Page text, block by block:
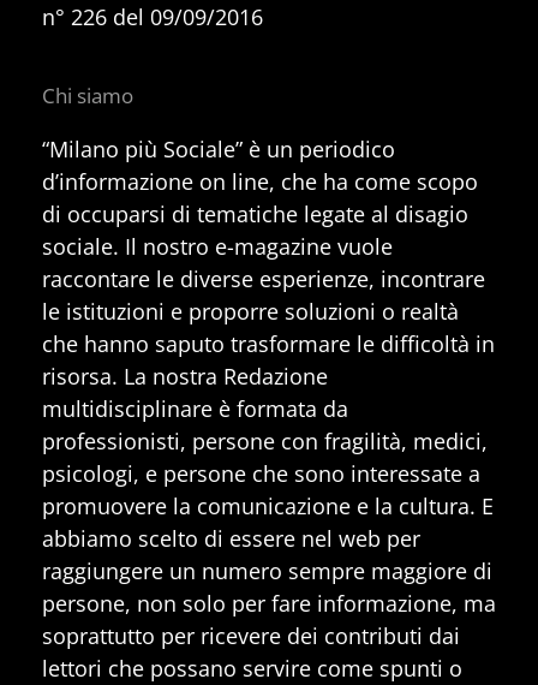
n° 226 del 09/09/2016
Chi siamo
“Milano più Sociale” è un periodico
d’informazione on line, che ha come scopo
di occuparsi di tematiche legate al disagio
sociale. Il nostro e-magazine vuole
raccontare le diverse esperienze, incontrare
le istituzioni e proporre soluzioni o realtà
che hanno saputo trasformare le difficoltà in
risorsa. La nostra Redazione
multidisciplinare è formata da
professionisti, persone con fragilità, medici,
psicologi, e persone che sono interessate a
promuovere la comunicazione e la cultura. E
abbiamo scelto di essere nel web per
raggiungere un numero sempre maggiore di
persone, non solo per fare informazione, ma
soprattutto per ricevere dei contributi dai
lettori che possano servire come spunti o